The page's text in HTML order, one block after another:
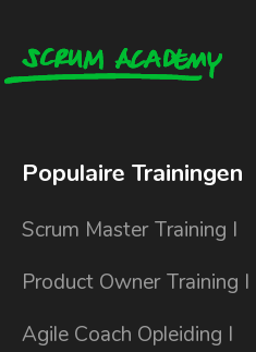
Populaire Trainingen
Scrum Master Training I
Product Owner Training I
Agile Coach Opleiding I